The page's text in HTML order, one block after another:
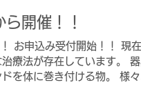
開催！！
お申込み受付開始！！ 現
療法が存在しています。
を体に巻き付ける物。 様々